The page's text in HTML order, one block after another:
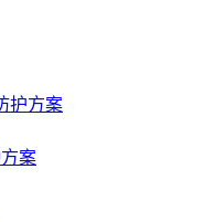
护方案
案